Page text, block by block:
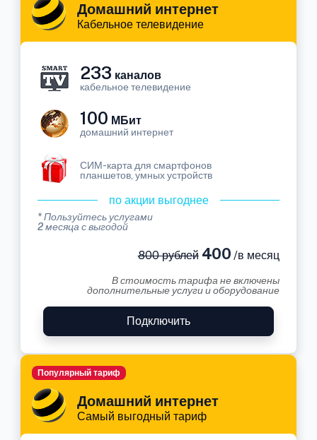
Домашний интернет
Кабельное телевидение
233 каналов
кабельное телевидение
100 МБит
домашний интернет
СИМ-карта для смартфонов
планшетов, умных устройств
по акции выгоднее
* Пользуйтесь услугами
2 месяца с выгодой
800 рублей400 /в месяц
В стоимость тарифа не включены
дополнительные услуги и оборудование
Подключить
Домашний интернет
Самый выгодный тариф
Популярный тариф